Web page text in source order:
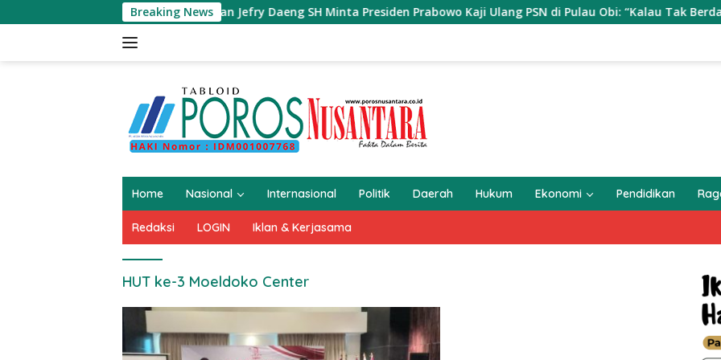
ke
Breaking News
Obi Selatan Jefry Daeng SH Minta Presiden Prabowo Kaji Ulang PSN di Pulau Obi: “Kalau Tak Berdampak, Cabut Saja”
Home Nasional Internasional Politik Daerah Hukum Ekonomi Pendidikan
Redaksi LOGIN Iklan & Kerjasama
HUT ke-3 Moeldoko Center